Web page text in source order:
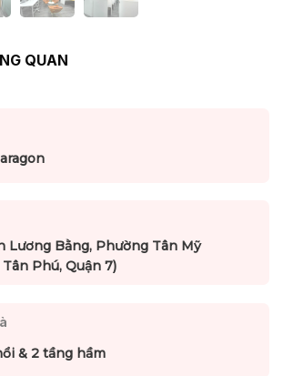
QUAN
Lương Bằng, Phường Tân Mỹ
Phú, Quận 7)
& 2 tầng hầm